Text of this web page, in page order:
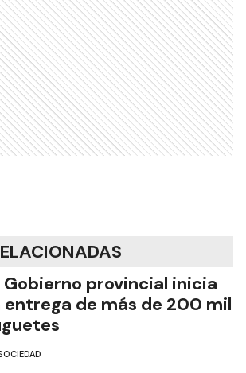
Gobierno provincial inicia
entrega de más de 200 mil